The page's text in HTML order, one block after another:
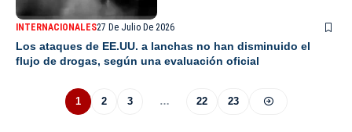
INTERNACIONALES27 De Julio De 2026
Los ataques de EE.UU. a lanchas no han disminuido el
flujo de drogas, según una evaluación oficial
1 2 3 … 22 23